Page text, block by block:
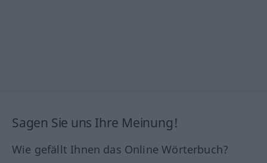
Sagen Sie uns Ihre Meinung!
Wie gefällt Ihnen das Online Wörterbuch?